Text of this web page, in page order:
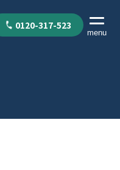
0120-317-523
menu